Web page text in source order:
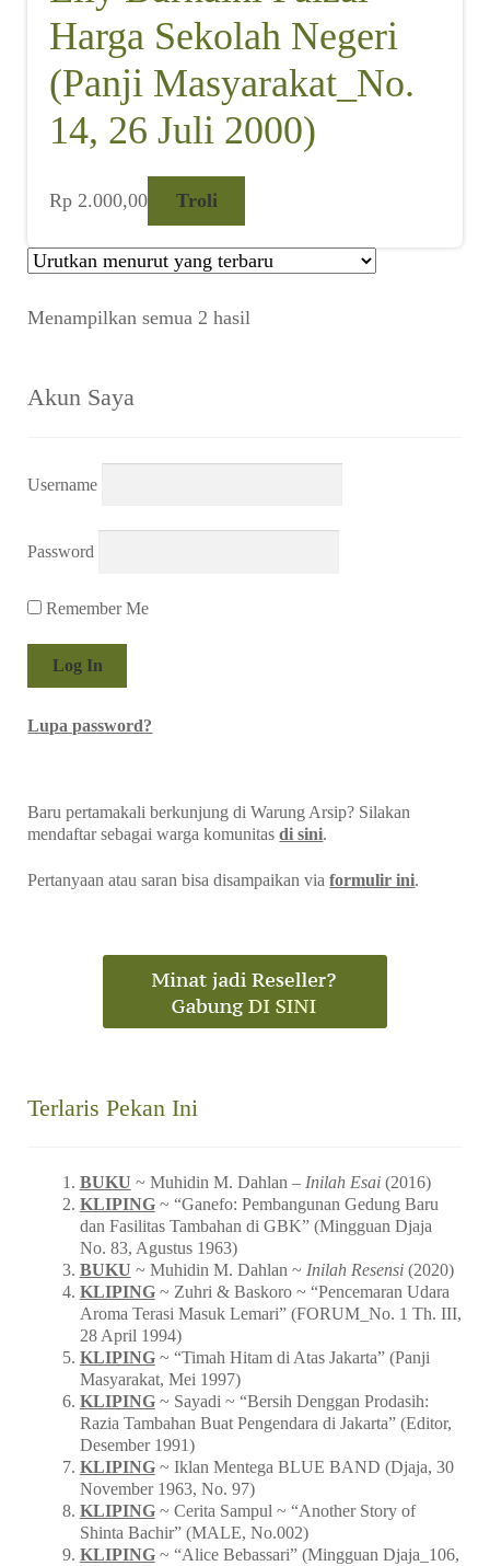
Harga Sekolah Negeri
(Panji Masyarakat_No.
14, 26 Juli 2000)
Rp 2.000,00 Troli
Menampilkan semua 2 hasil
Akun Saya
Username
Password
Remember Me
Lupa password?
Baru pertamakali berkunjung di Warung Arsip? Silakan
mendaftar sebagai warga komunitasdi sini.
Pertanyaan atau saran bisa disampaikan viaformulir ini.
Terlaris Pekan Ini
BUKU ~ Muhidin M. Dahlan – Inilah Esai(2016)
KLIPING~ “Ganefo: Pembangunan Gedung Baru
dan Fasilitas Tambahan di GBK” (Mingguan Djaja
No. 83, Agustus 1963)
BUKU ~ Muhidin M. Dahlan ~ Inilah Resensi(2020)
KLIPING~ Zuhri & Baskoro ~ “Pencemaran Udara
Aroma Terasi Masuk Lemari” (FORUM_No. 1 Th. III,
28 April 1994)
KLIPING~ “Timah Hitam di Atas Jakarta” (Panji
Masyarakat, Mei 1997)
KLIPING~ Sayadi ~ “Bersih Denggan Prodasih:
Razia Tambahan Buat Pengendara di Jakarta” (Editor,
Desember 1991)
KLIPING~ Iklan Mentega BLUE BAND (Djaja, 30
November 1963, No. 97)
KLIPING~ Cerita Sampul ~ “Another Story of
Shinta Bachir” (MALE, No.002)
KLIPING~ “Alice Bebassari” (Mingguan Djaja_106,